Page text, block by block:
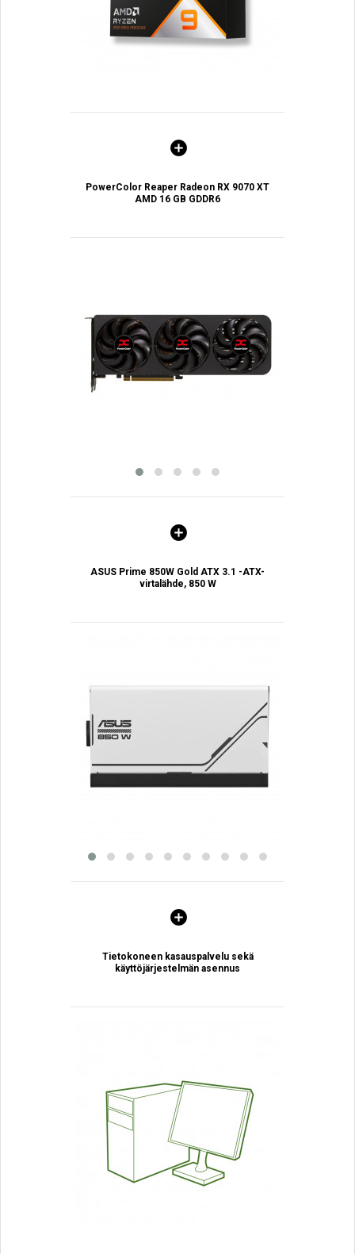
PowerColor Reaper Radeon RX 9070 XT
AMD 16 GB GDDR6
ASUS Prime 850W Gold ATX 3.1 -ATX-
virtalähde, 850 W
Tietokoneen kasauspalvelu sekä
käyttöjärjestelmän asennus